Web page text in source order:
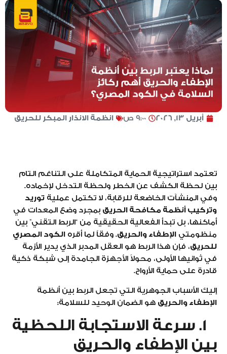
أبريل 13, 2026 9:00 ص انظمة الانذار المبكر للحريق
تعتمد استراتيجية الحماية المتكاملة على التناغم التام
بين لحظة الكشف عن الخطر ولحظة التدخل لإخماده.
وفي المنشآت الخاضعة للرقابة، لا تكتمل عملية توريد
وتركيب أنظمة مكافحة الحريق بمجرد وضع المعدات في
أماكنها، بل تبدأ الفعالية الحقيقية من “الربط التقني” بين
منظومتي الإطفاء والحريق. وفقاً لما أقره الكود المصري
للحريق، فإن هذا الربط هو العقل المدبر الذي يدير الأزمة
في ثوانيها الأولى، محولاً الأجهزة الجامدة إلى شبكة ذكية
قادرة على حماية الأرواح.
إليك الأسباب الجوهرية التي تجعل الربط بين أنظمة
الإطفاء والحريق هو الضمان الوحيد للسلامة:
1. سرعة الاستجابة اللحظية
بين الإطفاء والحريق